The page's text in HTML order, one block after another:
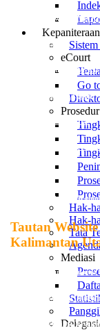
Kepaniteraan
eCourt
Go
Hak-
Hak-
Tata
Mediasi
Badan Pengawasan MA RI
Ditjen Badilag
Direktori Putusan MA-RI
JDIH Mahkamah Agung
PTA Kalimantan Utara
Pemerintah Provinsi
Pemerintah Daerah
Tautan
Kalimantan
Pengadilan Tinggi
Pengadilan Agama
Pengadilan Agama